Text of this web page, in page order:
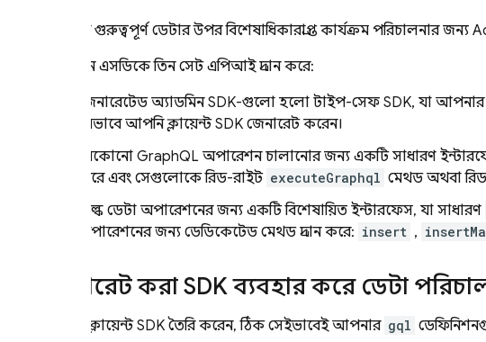
আপনার গুরুত্বপূর্ণ ডেটার উপর বিশেষাধিকারপ্রাপ্ত কার্যক্রম পরিচালনার জন্য
অ্যাডমিন এসডিকে তিন সেট এপিআই প্রদান করে:
জেনারেটেড অ্যাডমিন SDK-গুলো হলো টাইপ-সেফ SDK, যা আপনার
যেভাবে আপনি ক্লায়েন্ট SDK জেনারেট করেন।
যেকোনো GraphQL অপারেশন চালানোর জন্য একটি সাধারণ
করে এবং সেগুলোকে রিড-রাইট executeGraphql মেথড অথবা
বাল্ক ডেটা অপারেশনের জন্য একটি বিশেষায়িত ইন্টারফেস, যা সাধারণ
অপারেশনের জন্য ডেডিকেটেড মেথড প্রদান করে: insert ,
জেনারেট করা SDK ব্যবহার করে ডেটা
যেভাবে ক্লায়েন্ট SDK তৈরি করেন, ঠিক সেইভাবেই আপনার gql